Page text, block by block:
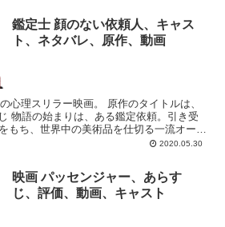
鑑定士 顔のない依頼人、キャス
ト、ネタバレ、原作、動画
ー映画。 原作のタイトルは、
物語の始まりは、ある鑑定依頼。引き受
もち、世界中の美術品を仕切る一流オーク
2020.05.30
映画 パッセンジャー、あらす
じ、評価、動画、キャスト